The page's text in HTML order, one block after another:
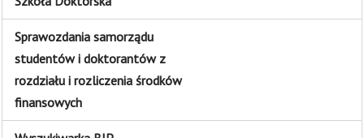
Sprawozdania samorządu
studentów i doktorantów z
rozdziału i rozliczenia środków
finansowych